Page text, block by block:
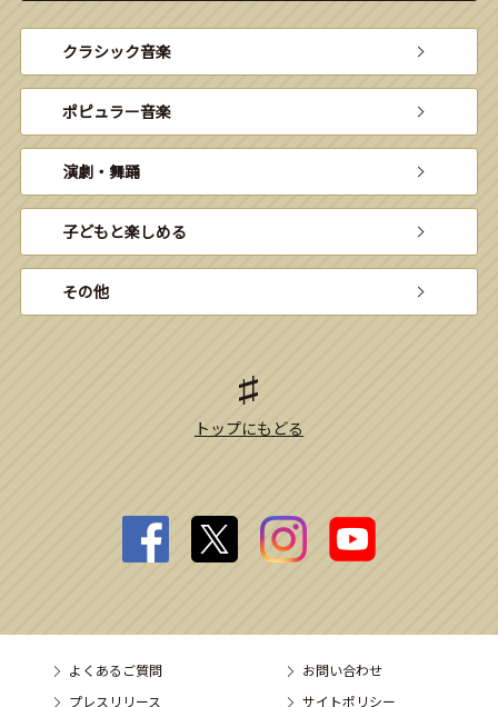
クラシック音楽
ポピュラー音楽
演劇・舞踊
子どもと楽しめる
その他
トップにもどる
よくあるご質問
お問い合わせ
プレスリリース
サイトポリシー